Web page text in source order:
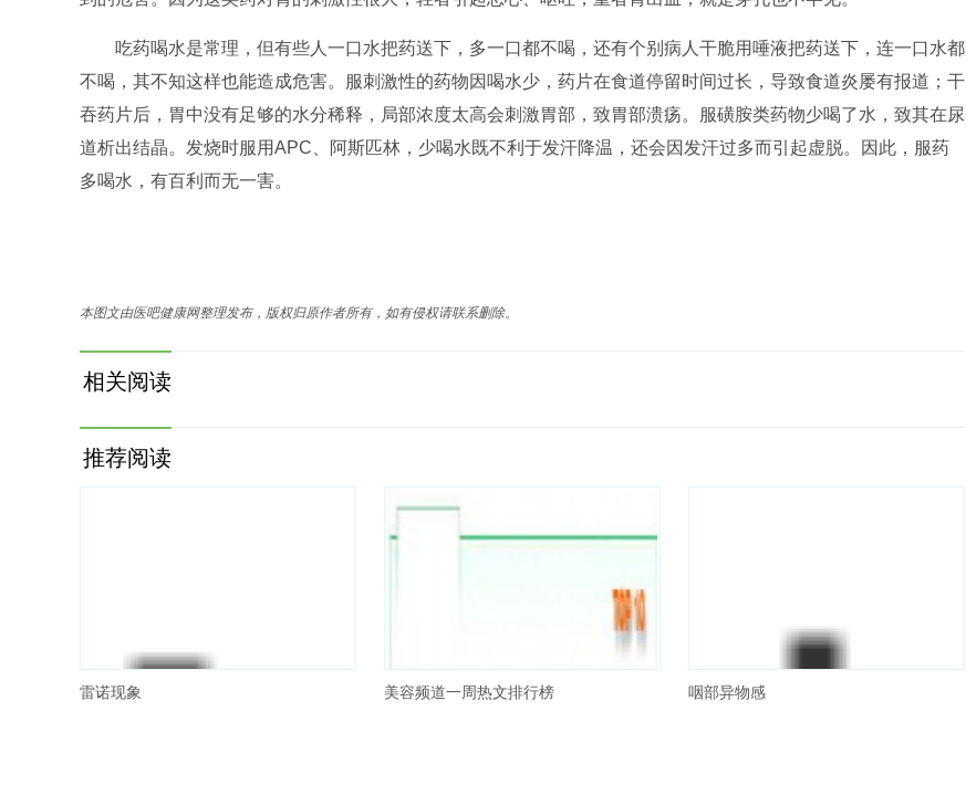
吃药喝水是常理，但有些人一口水把药送下，多一口都不喝，还有个别病人干脆用唾液把药送下，连一口水都
不喝，其不知这样也能造成危害。服刺激性的药物因喝水少，药片在食道停留时间过长，导致食道炎屡有报道；干
吞药片后，胃中没有足够的水分稀释，局部浓度太高会刺激胃部，致胃部溃疡。服磺胺类药物少喝了水，致其在尿
道析出结晶。发烧时服用APC、阿斯匹林，少喝水既不利于发汗降温，还会因发汗过多而引起虚脱。因此，服药
多喝水，有百利而无一害。
本图文由医吧健康网整理发布，版权归原作者所有，如有侵权请联系删除。
相关阅读
推荐阅读
雷诺现象 美容频道一周热文排行榜 咽部异物感